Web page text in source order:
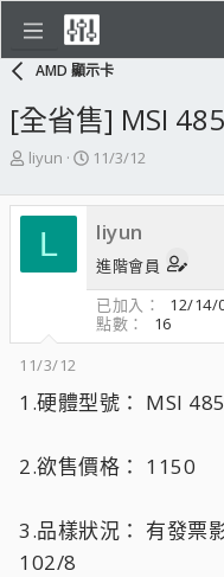
AMD 顯示卡
[全省售] MSI
主
發
起
人
liyun
開
日
期
11/3/12
L liyun
進階會員
已加入
12/14/
點數
16
11/3/12
1.硬體型號： MSI
2.欲售價格： 1150
3.品樣狀況： 有發票
102/8